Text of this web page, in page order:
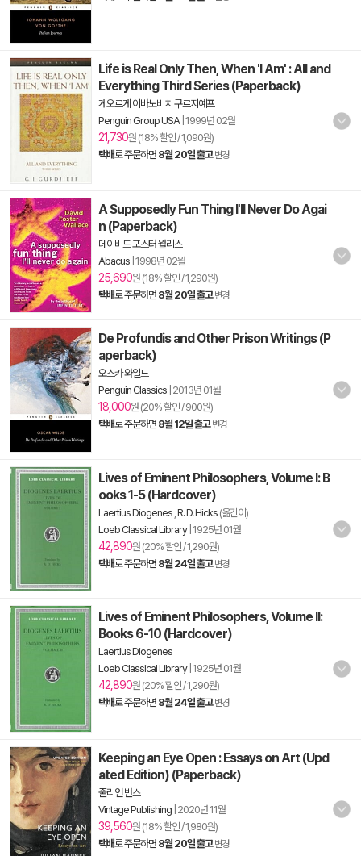
Life is Real Only Then, When 'I Am' : All and
Everything Third Series (Paperback)
게오르게 이바노비치 구르지예프
Penguin Group USA| 1999년 02월
21,730원 (18% 할인 / 1,090원)
택배로 주문하면 8월 20일 출고 변경
A Supposedly Fun Thing I'll Never Do Agai
n (Paperback)
데이비드 포스터 월리스
Abacus 1998년 02월
25,690원 (18% 할인 / 1,290원)
택배로 주문하면 8월 20일 출고 변경
De Profundis and Other Prison Writings (P
aperback)
오스카 와일드
Penguin Classics 2013년 01월
18,000원 (20% 할인 / 900원)
택배로 주문하면 8월 12일 출고 변경
Lives of Eminent Philosophers, Volume I: B
ooks 1-5 (Hardcover)
Laertius Diogenes R. D. Hicks (옮긴이)
Loeb Classical Library 1925년 01월
42,890원 (20% 할인 / 1,290원)
택배로 주문하면 8월 24일 출고 변경
Lives of Eminent Philosophers, Volume II:
Books 6-10 (Hardcover)
Laertius Diogenes
Loeb Classical Library 1925년 01월
42,890원 (20% 할인 / 1,290원)
택배로 주문하면 8월 24일 출고 변경
Keeping an Eye Open : Essays on Art (Upd
ated Edition) (Paperback)
줄리언 반스
Vintage Publishing 2020년 11월
39,560원 (18% 할인 / 1,980원)
택배로 주문하면 8월 20일 출고 변경